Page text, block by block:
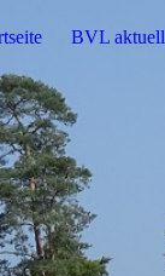
BVL aktuell